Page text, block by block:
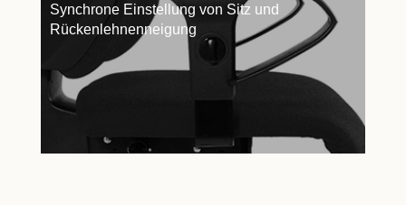
Synchrone Einstellung von Sitz und
Rückenlehnenneigung